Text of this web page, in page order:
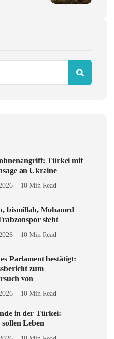
Türkei mit
an Ukraine
10 Min Read
bismillah, Mohamed
steht
10 Min Read
Parlament bestätigt:
zum
von
10 Min Read
in der Türkei:
Leben